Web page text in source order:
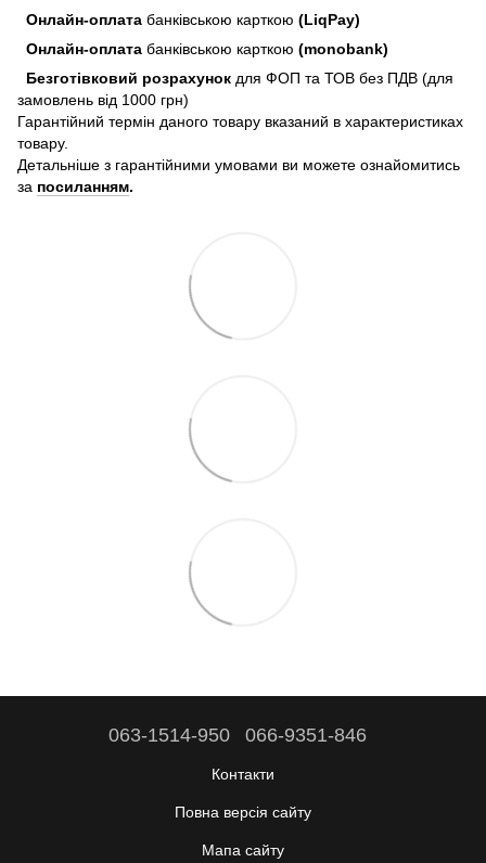
Онлайн-оплата банківською карткою (LiqPay)
Онлайн-оплата банківською карткою (monobank)
Безготівковий розрахунок для ФОП та ТОВ без ПДВ (для
замовлень від 1000 грн)
Гарантійний термін даного товару вказаний в характеристиках
товару.
Детальніше з гарантійними умовами ви можете ознайомитись
за посиланням.
063-1514-950 066-9351-846
Контакти
Повна версія сайту
Мапа сайту